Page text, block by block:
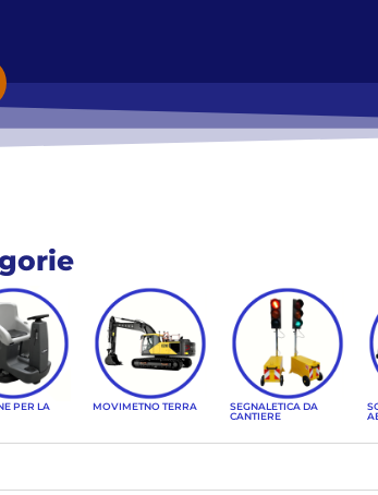
PER LA
MOVIMETNO TERRA
SEGNALETICA DA
CANTIERE